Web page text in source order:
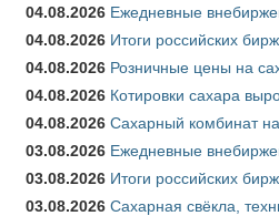
04.08.2026 Ежедневные
04.08.2026 Итоги российских
04.08.2026 Розничные цены на
04.08.2026 Котировки сахара
04.08.2026 Сахарный комбинат
03.08.2026 Ежедневные
03.08.2026 Итоги российских
03.08.2026 Сахарная свёкла,